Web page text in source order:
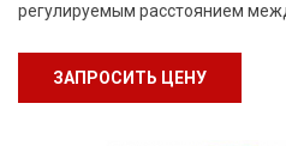
регулируемым расстоянием
ЗАПРОСИТЬ ЦЕНУ